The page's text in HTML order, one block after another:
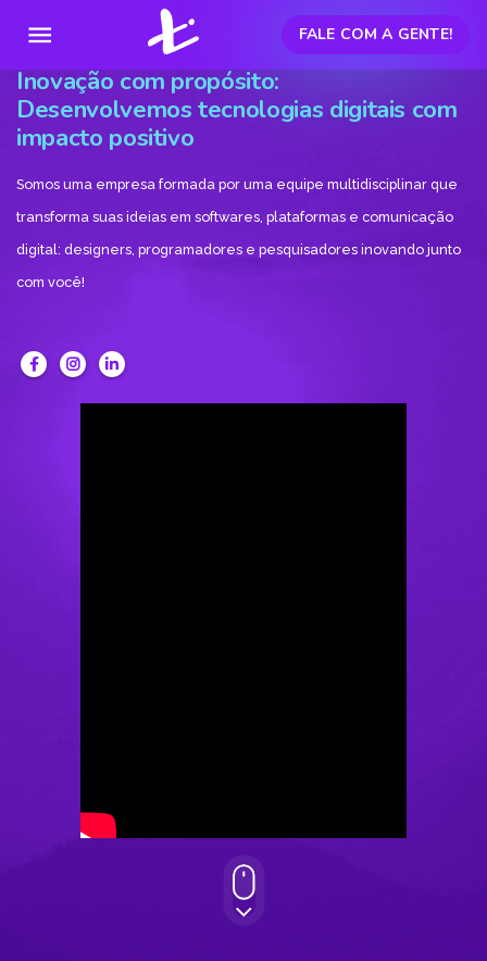
menu FALE COM A GENTE!
Inovação com propósito:
Desenvolvemos tecnologias digitais com
impacto positivo
Somos uma empresa formada por uma equipe multidisciplinar que
transforma suas ideias em softwares, plataformas e comunicação
digital: designers, programadores e pesquisadores inovando junto
com você!